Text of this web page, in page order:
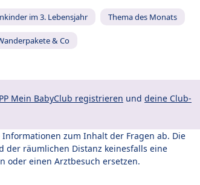
im 3. Lebensjahr Thema des Monats
& Co
Mein BabyClub registrieren und deine Club-
zum Inhalt der Fragen ab. Die
räumlichen Distanz keinesfalls eine
oder einen Arztbesuch ersetzen.